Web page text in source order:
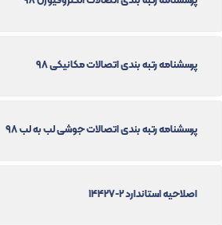
پرسشنامه رتبه بندی اتصالات مکانیکی 98
پرسشنامه رتبه بندی اتصالات جوشی لب به لب 98
اصلاحیه استاندارد 2-14427